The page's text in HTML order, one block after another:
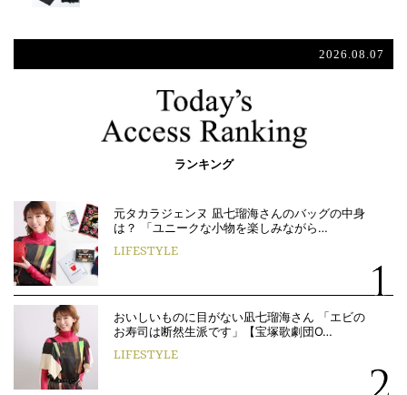
2026.08.07
ランキング
元タカラジェンヌ 凪七瑠海さんのバッグの中身
は？ 「ユニークな小物を楽しみながら…
LIFESTYLE
おいしいものに目がない凪七瑠海さん 「エビの
お寿司は断然生派です」【宝塚歌劇団O…
LIFESTYLE